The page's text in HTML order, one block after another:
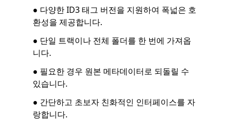
● 다양한 ID3 태그 버전을 지원하여 폭넓은 호
환성을 제공합니다.
● 단일 트랙이나 전체 폴더를 한 번에 가져옵
니다.
● 필요한 경우 원본 메타데이터로 되돌릴 수
있습니다.
● 간단하고 초보자 친화적인 인터페이스를 자
랑합니다.